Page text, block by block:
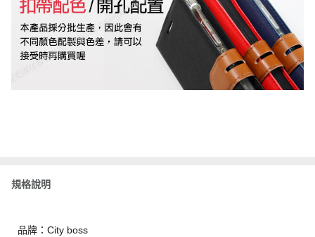
規格說明
品牌：City boss